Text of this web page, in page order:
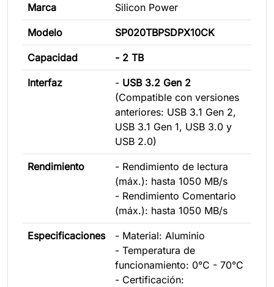
Marca Silicon Power
Modelo SP020TBPSDPX10CK
Capacidad - 2 TB
Interfaz - USB 3.2 Gen 2
(Compatible con versiones
anteriores: USB 3.1 Gen 2,
USB 3.1 Gen 1, USB 3.0 y
USB 2.0)
Rendimiento
- Rendimiento de lectura
(máx.): hasta 1050 MB/s
- Rendimiento Comentario
(máx.): hasta 1050 MB/s
Especificaciones
- Material: Aluminio
- Temperatura de
funcionamiento: 0°C - 70°C
- Certificación: